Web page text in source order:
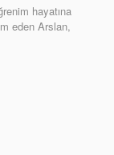
hayatına
eden Arslan,